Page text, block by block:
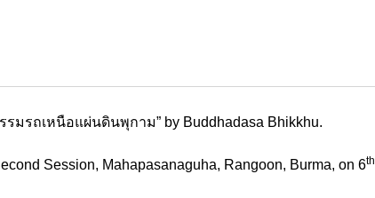
รมรถเหนือแผ่นดินพุกาม” by Buddhadasa Bhikkhu.
Session, Mahapasanaguha, Rangoon, Burma, on 6th